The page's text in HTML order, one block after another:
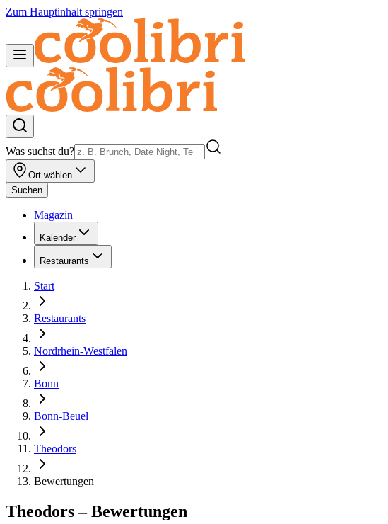
Zum Hauptinhalt springen
Was suchst du?
Ort wählen
Suchen
Magazin
Kalender
Restaurants
Start
Restaurants
Nordrhein-Westfalen
Bonn
Bonn-Beuel
Theodors
Bewertungen
Theodors – Bewertungen